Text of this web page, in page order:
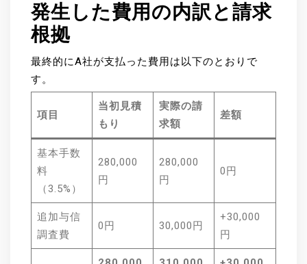
発生した費用の内訳と請求
根拠
最終的にA社が支払った費用は以下のとおりで
す。
項目
当初見積
もり
実際の請
求額
差額
基本手数
料
（3.5%）
280,000
円
280,000
円
0円
追加与信
調査費
0円 30,000円
+30,000
円